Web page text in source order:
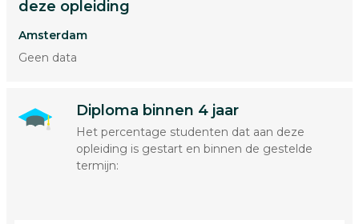
deze opleiding
Amsterdam
Geen data
Diploma binnen 4 jaar
Het percentage studenten dat aan deze
opleiding is gestart en binnen de gestelde
termijn: